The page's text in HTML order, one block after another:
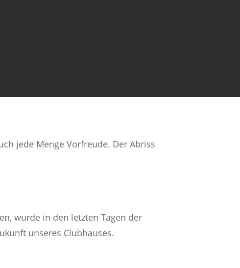
jede Menge Vorfreude. Der Abriss
wurde in den letzten Tagen der
unseres Clubhauses.